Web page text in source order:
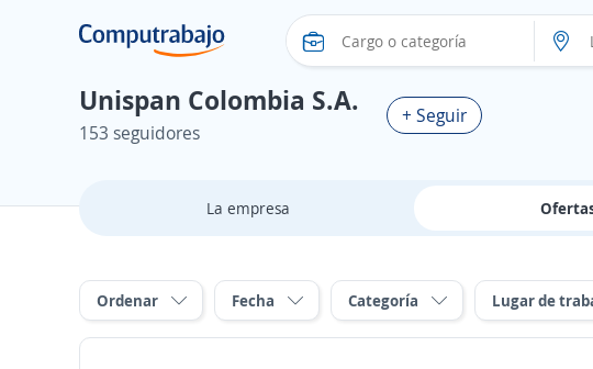
Unispan Colombia S.A.
153 seguidores
+ Seguir
La empresa
Ordenar Fecha Categoría Lugar de